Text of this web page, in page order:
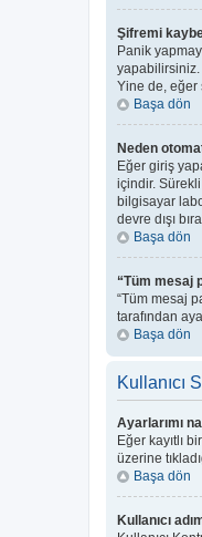
Şifremi
Panik
yapabilirsiniz.
Yine de, eğer
Başa dön
Neden
Eğer giriş
içindir. Sürekli
bilgisayar
devre dışı
Başa dön
“Tüm mesaj
“Tüm mesaj
tarafından
Başa dön
Kullanıcı
Ayarlarımı
Eğer kayıtlı
üzerine
Başa dön
Kullanıcı